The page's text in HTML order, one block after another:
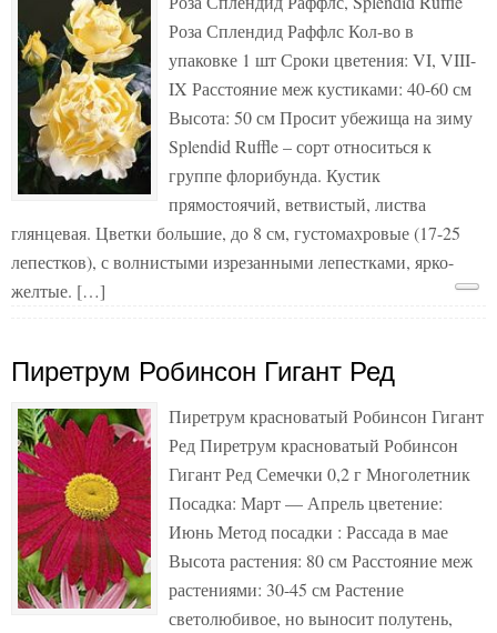
Роза Сплендид Раффлс Кол-во в
упаковке 1 шт Сроки цветения: VI, VIII-
IX Расстояние меж кустиками: 40-60 см
Высота: 50 см Просит убежища на зиму
Splendid Ruffle – сорт относиться к
группе флорибунда. Кустик
прямостоячий, ветвистый, листва
глянцевая. Цветки большие, до 8 см, густомахровые (17-25
лепестков), с волнистыми изрезанными лепестками, ярко-
желтые. […]
Пиретрум Робинсон Гигант Ред
Пиретрум красноватый Робинсон Гигант
Ред Пиретрум красноватый Робинсон
Гигант Ред Семечки 0,2 г Многолетник
Посадка: Март — Апрель цветение:
Июнь Метод посадки : Рассада в мае
Высота растения: 80 см Расстояние меж
растениями: 30-45 см Растение
светолюбивое, но выносит полутень,